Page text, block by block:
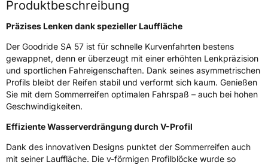
ZustandNeureifen
VerstärktXL
EU Label
Effizienz
Rollgeräusch (Klasse)B
Produktbeschreibung
Präzises Lenken dank spezieller Lauffläche
Der Goodride SA 57 ist für schnelle Kurvenfahrten bestens
gewappnet, denn er überzeugt mit einer erhöhten Lenkpräzision
und sportlichen Fahreigenschaften. Dank seines asymmetrischen
Profils bleibt der Reifen stabil und verformt sich kaum. Genießen
Sie mit dem Sommerreifen optimalen Fahrspaß – auch bei hohen
Geschwindigkeiten.
Effiziente Wasserverdrängung durch V-Profil
Dank des innovativen Designs punktet der Sommerreifen auch
mit seiner Lauffläche. Die v-förmigen Profilblöcke wurde so